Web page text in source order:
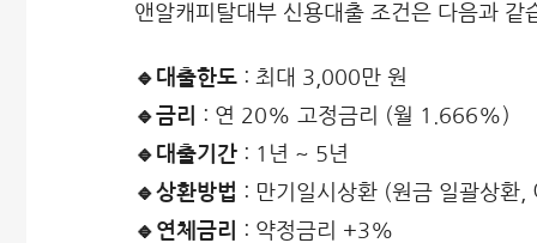
앤알캐피탈대부 신용대출 조건은 다음과 같
🔹대출한도 : 최대 3,000만 원
🔹금리
: 연 20% 고정금리 (월 1.666%)
🔹대출기간 : 1년 ~ 5년
🔹상환방법 : 만기일시상환 (원금 일괄상환,
🔹연체금리
: 약정금리 +3%